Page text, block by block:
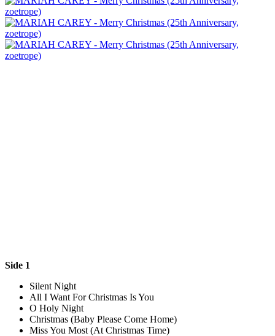
Side 1
Silent Night
All I Want For Christmas Is You
O Holy Night
Christmas (Baby Please Come Home)
Miss You Most (At Christmas Time)